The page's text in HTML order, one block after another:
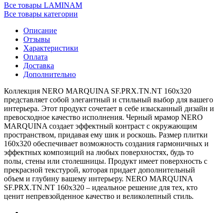
Все товары LAMINAM
Все товары категории
Описание
Отзывы
Характеристики
Оплата
Доставка
Дополнительно
Коллекция NERO MARQUINA SF.PRX.TN.NT 160х320
представляет собой элегантный и стильный выбор для вашего
интерьера. Этот продукт сочетает в себе изысканный дизайн и
превосходное качество исполнения. Черный мрамор NERO
MARQUINA создает эффектный контраст с окружающим
пространством, придавая ему шик и роскошь. Размер плитки
160х320 обеспечивает возможность создания гармоничных и
эффектных композиций на любых поверхностях, будь то
полы, стены или столешницы. Продукт имеет поверхность с
прекрасной текстурой, которая придает дополнительный
объем и глубину вашему интерьеру. NERO MARQUINA
SF.PRX.TN.NT 160х320 – идеальное решение для тех, кто
ценит непревзойденное качество и великолепный стиль.